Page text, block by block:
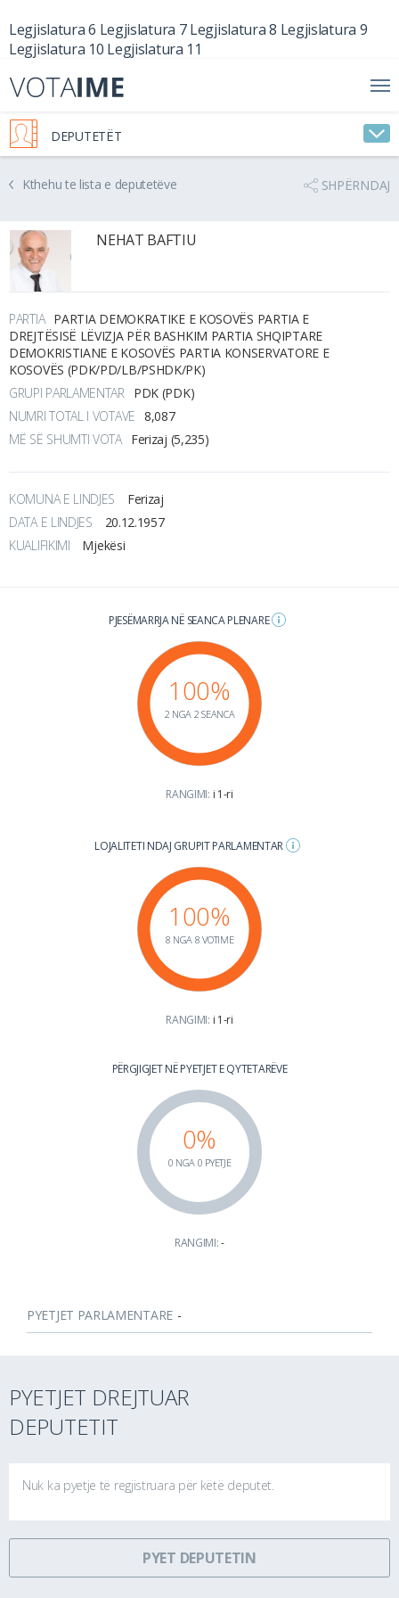
Legjislatura 6 Legjislatura 7 Legjislatura 8 Legjislatura 9
Legjislatura 10 Legjislatura 11
DEPUTETËT
Kthehu te lista e deputetëve SHPËRNDAJ
NEHAT BAFTIU
PARTIA PARTIA DEMOKRATIKE E KOSOVËS PARTIA E
DREJTËSISË LËVIZJA PËR BASHKIM PARTIA SHQIPTARE
DEMOKRISTIANE E KOSOVËS PARTIA KONSERVATORE E
KOSOVËS (PDK/PD/LB/PSHDK/PK)
GRUPI PARLAMENTAR
PDK (PDK)
NUMRI TOTAL I VOTAVE 8,087
MË SË SHUMTI VOTA Ferizaj (5,235)
KOMUNA E LINDJES
Ferizaj
DATA E LINDJES
20.12.1957
KUALIFIKIMI
Mjekësi
PJESËMARRJA NË SEANCA PLENARE
100%
2 NGA 2 SEANCA
RANGIMI: i 1-ri
LOJALITETI NDAJ GRUPIT PARLAMENTAR
100%
8 NGA 8 VOTIME
RANGIMI: i 1-ri
PËRGJIGJET NË PYETJET E QYTETARËVE
0%
0 NGA 0 PYETJE
RANGIMI:-
PYETJET PARLAMENTARE -
PYETJET DREJTUAR
DEPUTETIT
Nuk ka pyetje të regjistruara për këtë deputet.
PYET DEPUTETIN